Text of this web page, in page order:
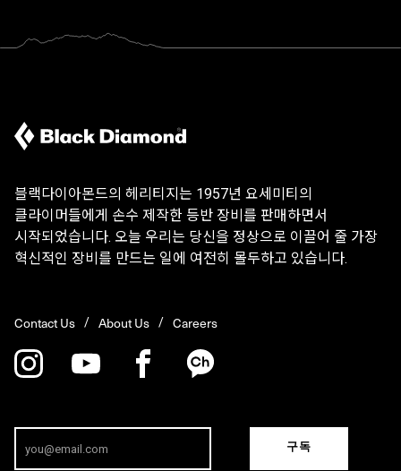
블랙다이아몬드의 헤리티지는 1957년 요세미티의
클라이머들에게 손수 제작한 등반 장비를 판매하면서
시작되었습니다. 오늘 우리는 당신을 정상으로 이끌어 줄 가장
혁신적인 장비를 만드는 일에 여전히 몰두하고 있습니다.
Contact Us About Us Careers
구독